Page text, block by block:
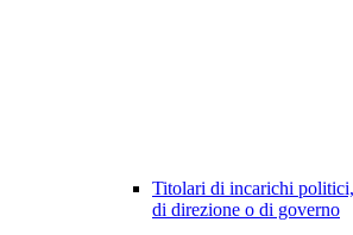
Titolari di incarichi
di direzione o di governo